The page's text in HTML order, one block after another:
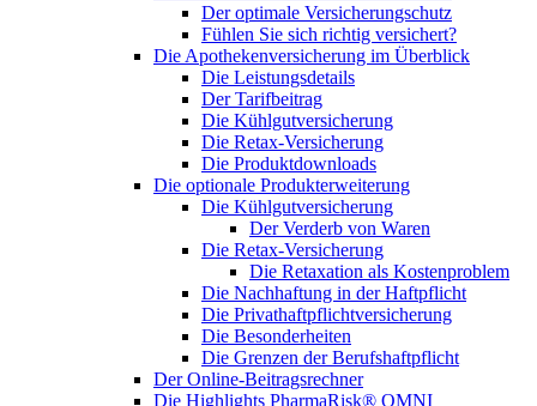
Der optimale Versicherungschutz
Fühlen Sie sich richtig versichert?
Die Apothekenversicherung im Überblick
Die Leistungsdetails
Der Tarifbeitrag
Die Kühlgutversicherung
Die Retax-Versicherung
Die Produktdownloads
Die optionale Produkterweiterung
Die Kühlgutversicherung
Der Verderb von Waren
Die Retax-Versicherung
Die Retaxation als Kostenproblem
Die Nachhaftung in der Haftpflicht
Die Privathaftpflichtversicherung
Die Besonderheiten
Die Grenzen der Berufshaftpflicht
Der Online-Beitragsrechner
Die Highlights PharmaRisk® OMNI